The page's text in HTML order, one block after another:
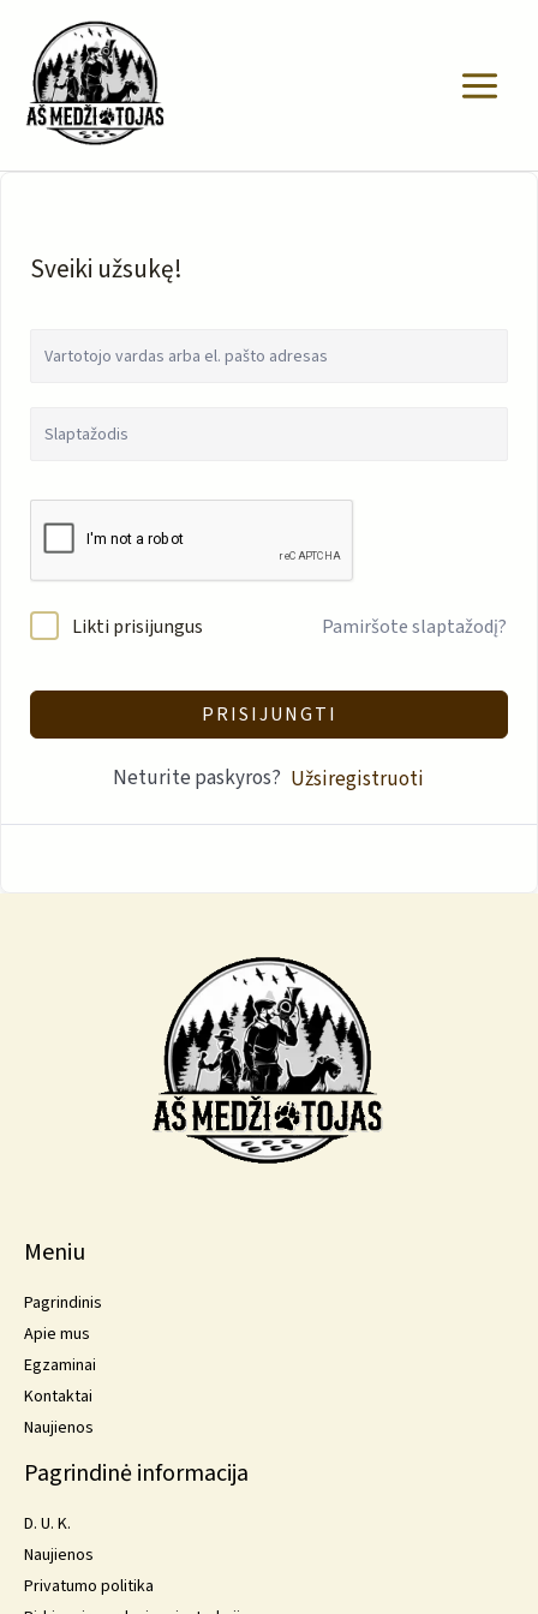
turinio
Sveiki užsukę!
Likti prisijungus Pamiršote slaptažodį?
PRISIJUNGTI
Neturite paskyros? Užsiregistruoti
Meniu
Pagrindinis
Apie mus
Egzaminai
Kontaktai
Naujienos
Pagrindinė informacija
D. U. K.
Naujienos
Privatumo politika